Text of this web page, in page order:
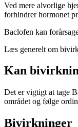
Ved mere alvorlige
forhindrer hormonet
Baclofen kan
Læs generelt om
Kan
Det er vigtigt at tage
området og følge
Bivirkninger